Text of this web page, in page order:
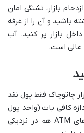
بازار، تشنگی امان
باشید و آن را از غرفه
بازار پر کنید. آب
عالی است.
چاتوچاک فقط پول نقد
کافی بات (واحد پول
تایلند) همراه خود دارید. البته دستگاه های ATM هم در نزدیکی